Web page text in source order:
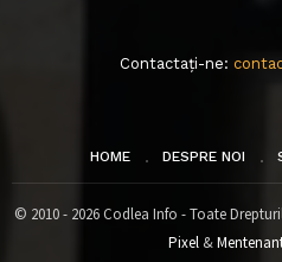
Contactați-ne:
HOME DESPRE NOI
© 2010 - 2026 Codlea Info - Toate
Pixel&